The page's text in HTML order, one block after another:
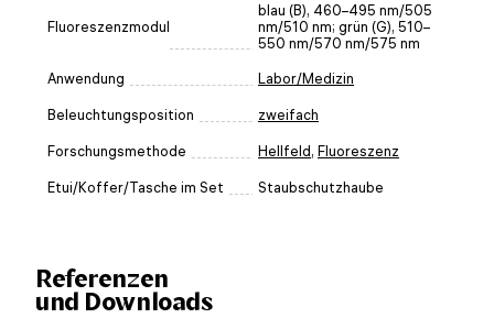
Fluoreszenzmodul
blau (B), 460–495 nm/505
nm/510 nm; grün (G), 510–
550 nm/570 nm/575 nm
Anwendung Labor/Medizin
Beleuchtungsposition zweifach
Forschungsmethode Hellfeld, Fluoreszenz
Etui/Koffer/Tasche im Set Staubschutzhaube
Referenzen
und Downloads